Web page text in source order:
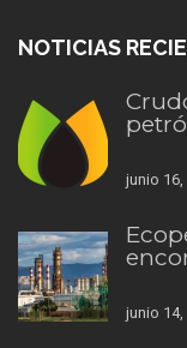
NOTICIAS
junio 16,
junio 14,